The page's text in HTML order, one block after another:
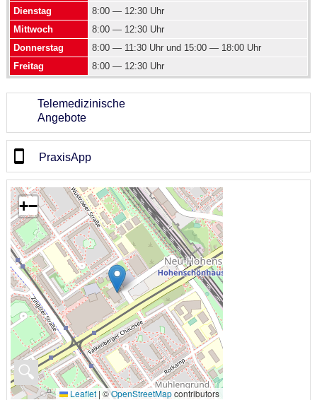
Dienstag
8:00 — 12:30 Uhr
Mittwoch
8:00 — 12:30 Uhr
Donnerstag
8:00 — 11:30 Uhr und 15:00 — 18:00 Uhr
Freitag
8:00 — 12:30 Uhr
Telemedizinische
Angebote
PraxisApp
🔍
+−
Leaflet | ©OpenStreetMapcontributors